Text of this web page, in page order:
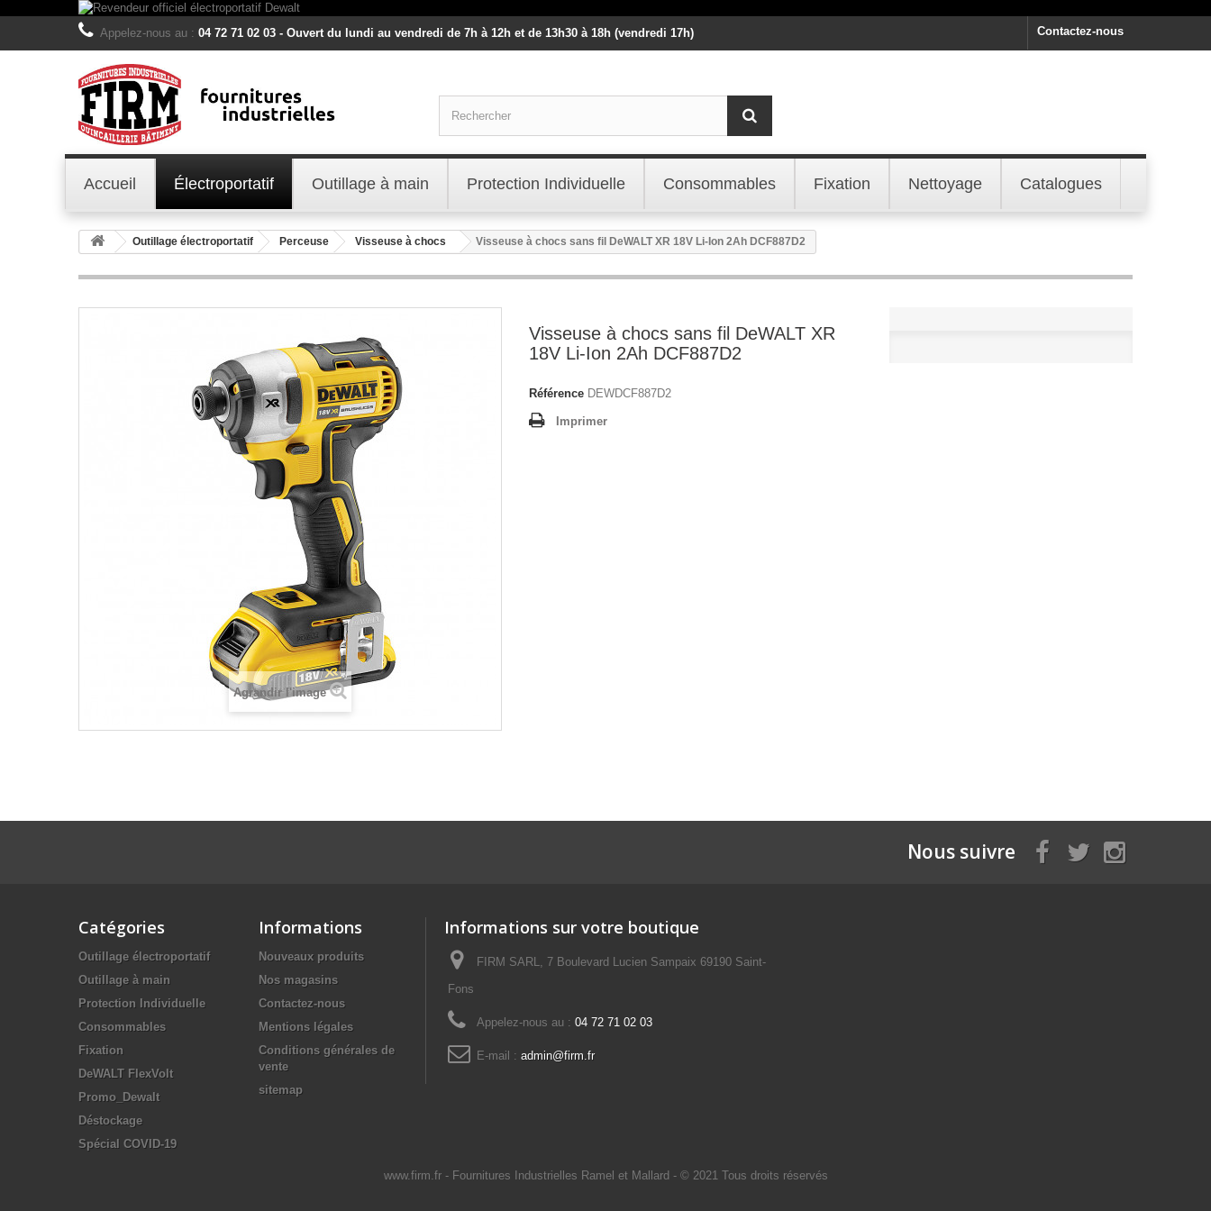
Contactez-nous
Appelez-nous au : 04 72 71 02 03 - Ouvert du lundi au vendredi de 7h à 12h et de 13h30 à 18h (vendredi 17h)
Accueil Électroportatif Outillage à main Protection Individuelle Consommables Fixation Nettoyage Catalogues
Outillage électroportatif Perceuse Visseuse à chocs Visseuse à chocs sans fil DeWALT XR 18V Li-Ion 2Ah DCF887D2
Agrandir l'image
Visseuse à chocs sans fil DeWALT XR
18V Li-Ion 2Ah DCF887D2
Référence DEWDCF887D2
Imprimer
Nous suivre
Catégories
Outillage électroportatif
Outillage à main
Protection Individuelle
Consommables
Fixation
DeWALT FlexVolt
Promo_Dewalt
Déstockage
Spécial COVID-19
Informations
Nouveaux produits
Nos magasins
Contactez-nous
Mentions légales
Conditions générales de
vente
sitemap
Informations sur votre boutique
FIRM SARL, 7 Boulevard Lucien Sampaix 69190 Saint-
Fons
Appelez-nous au : 04 72 71 02 03
E-mail : admin@firm.fr
www.firm.fr - Fournitures Industrielles Ramel et Mallard - © 2021 Tous droits réservés